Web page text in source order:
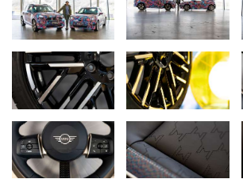
MINI continuă elementele tradiţionale ale
Varietate de materiale de inspiraţie durabilă:
Pe lângă afişajul central, volanul următoarei
fost şi el reproiectat fundamental. Versiunea
design cu două braţe. Versiunea opţională
distinctiv cu o ţesătură ca al treilea element,
geometrie sportivă. Viitoarea familie de
varietatea de materiale de înaltă calitate şi